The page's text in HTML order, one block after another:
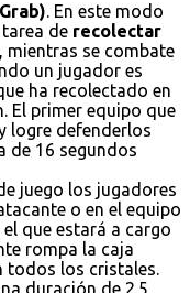
. En este modo
de recolectar
, mientras se combate
un jugador es
ha recolectado en
El primer equipo que
logre defenderlos
de 16 segundos
juego los jugadores
o en el equipo
que estará a cargo
rompa la caja
todos los cristales.
duración de 2.5